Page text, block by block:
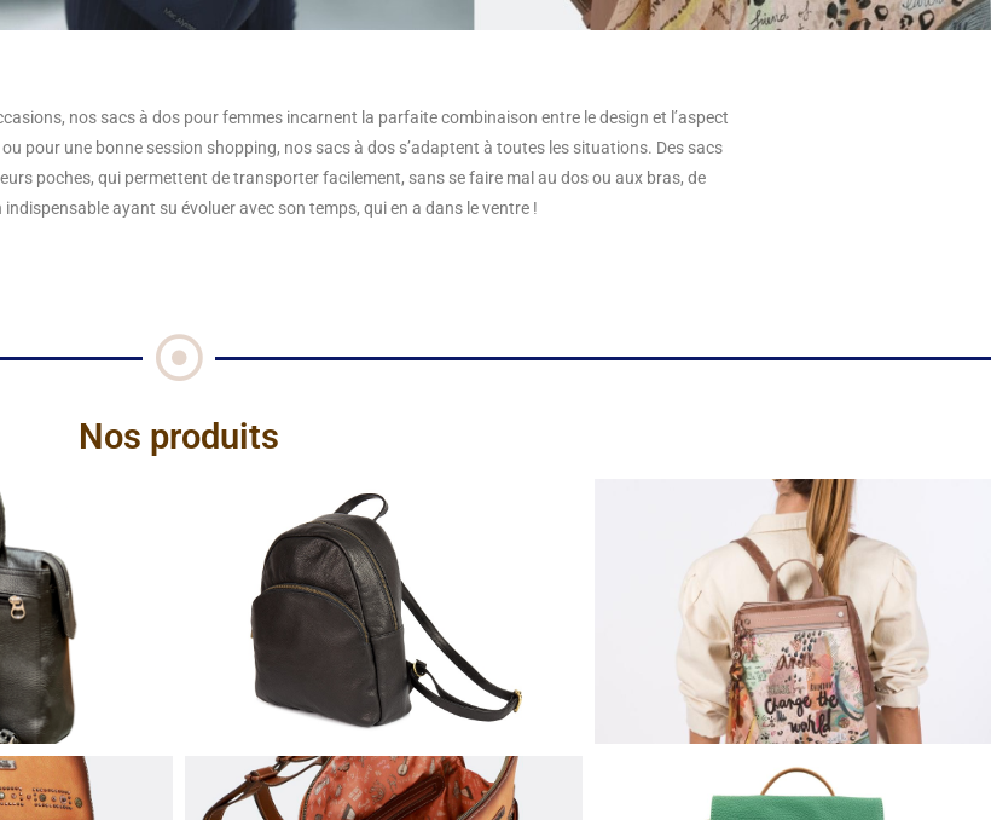
nos sacs à dos pour femmes incarnent la parfaite combinaison entre le design et l’aspect
pour une bonne session shopping, nos sacs à dos s’adaptent à toutes les situations. Des sacs
poches, qui permettent de transporter facilement, sans se faire mal au dos ou aux bras, de
ayant su évoluer avec son temps, qui en a dans le ventre !
Nos produits